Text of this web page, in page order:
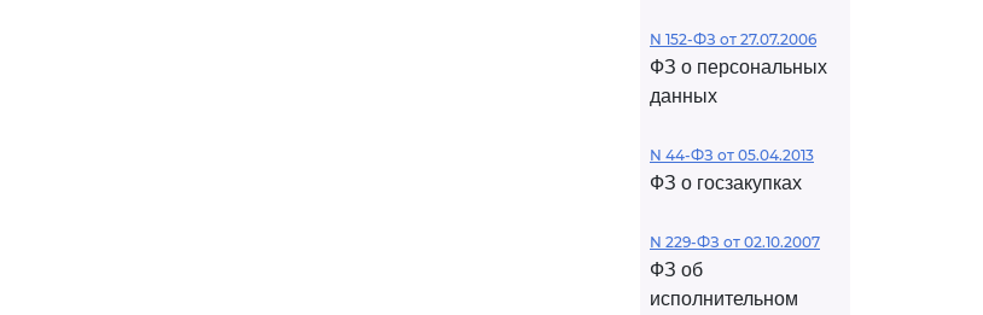
N 152-ФЗ от 27.07.2006
ФЗ о персональных
данных
N 44-ФЗ от 05.04.2013
ФЗ о госзакупках
N 229-ФЗ от 02.10.2007
ФЗ об
исполнительном